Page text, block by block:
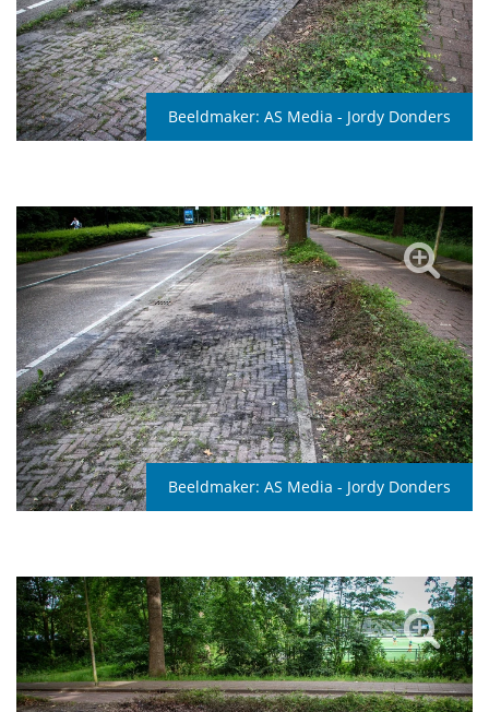
Beeldmaker: AS Media - Jordy Donders
Beeldmaker: AS Media - Jordy Donders